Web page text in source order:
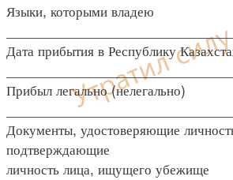
Языки, которыми владею
Дата прибытия в Республику
Прибыл легально (нелегально)
Документы, удостоверяющие
подтверждающие
личность лица, ищущего убежище